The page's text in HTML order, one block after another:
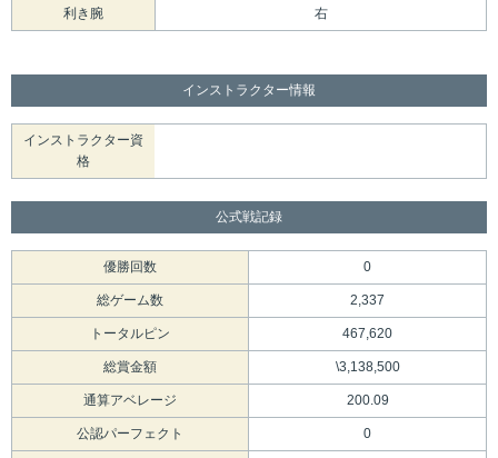
利き腕 右
インストラクター情報
インストラクター資
格
公式戦記録
優勝回数 0
総ゲーム数 2,337
トータルピン 467,620
総賞金額 \3,138,500
通算アベレージ 200.09
公認パーフェクト 0